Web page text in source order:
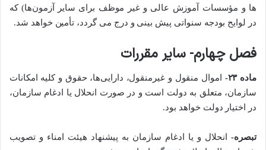
ها و مؤسسات آموزش ­عالی و غیر موظف برای سایر آزمون­‌ها) که
در لوایح بودجه سنواتی پیش بینی و درج می­ گردد، تأمین خواهد شد.
فصل چهارم- سایر مقررات
ماده ۲۳-
اموال منقول و غیرمنقول، دارایی­‌ها، حقوق و کلیه امکانات
سازمان، متعلق به دولت است و در صورت انحلال یا ادغام سازمان،
در اختیار دولت خواهد بود.
تبصره-انحلال و یا ادغام سازمان به پیشنهاد هیئت امناء و تصویب